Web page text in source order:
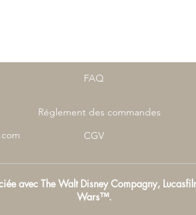
FAQ
Réglement des commandes
CGV
avec The Walt Disney Compagny,
Wars™.